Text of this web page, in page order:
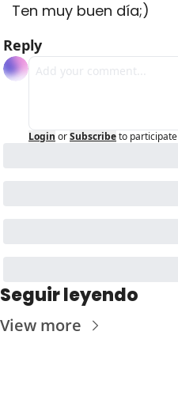
Ten muy buen día;)
Reply
Login orSubscribeto participate
Seguir leyendo
View more